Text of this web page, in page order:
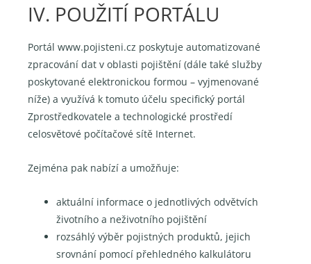
IV. POUŽITÍ PORTÁLU
Portál www.pojisteni.cz poskytuje automatizované
zpracování dat v oblasti pojištění (dále také služby
poskytované elektronickou formou – vyjmenované
níže) a využívá k tomuto účelu specifický portál
Zprostředkovatele a technologické prostředí
celosvětové počítačové sítě Internet.
Zejména pak nabízí a umožňuje:
aktuální informace o jednotlivých odvětvích
životního a neživotního pojištění
rozsáhlý výběr pojistných produktů, jejich
srovnání pomocí přehledného kalkulátoru